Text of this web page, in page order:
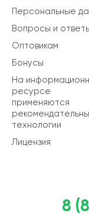
Персональные
Вопросы и
Оптовикам
Бонусы
На
ресурсе
применяются
технологии
Лицензия
8